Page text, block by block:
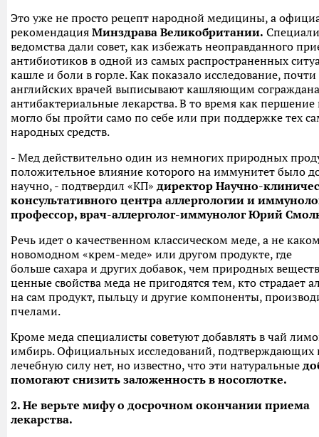
Это уже не просто рецепт народной медицины, а
рекомендация Минздрава Великобритании.
ведомства дали совет, как избежать неоправданного
антибиотиков в одной из самых распространенных
кашле и боли в горле. Как показало исследование, почти
английских врачей выписывают кашляющим
антибактериальные лекарства. В то время как першение
могло бы пройти само по себе или при поддержке тех
народных средств.
- Мед действительно один из немногих природных
положительное влияние которого на иммунитет было
научно, - подтвердил «КП» директор Научно-
консультативного центра аллергологии и
профессор, врач-аллерголог-иммунолог Юрий
Речь идет о качественном классическом меде, а не
новомодном «крем-меде» или другом продукте, где
больше сахара и других добавок, чем природных
ценные свойства меда не пригодятся тем, кто страдает
на сам продукт, пыльцу и другие компоненты,
пчелами.
Кроме меда специалисты советуют добавлять в чай
имбирь. Официальных исследований, подтверждающих
лечебную силу нет, но известно, что эти натуральные
помогают снизить заложенность в носоглотке.
2. Не верьте мифу о досрочном окончании приема
лекарства.